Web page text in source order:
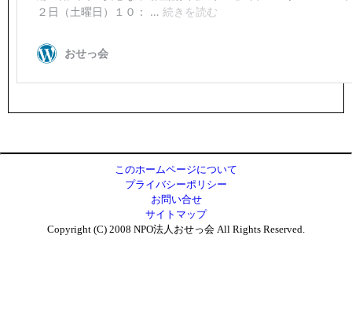
このホームページについて
プライバシーポリシー
お問い合せ
サイトマップ
Copyright (C) 2008 NPO法人おせっ会 All Rights Reserved.